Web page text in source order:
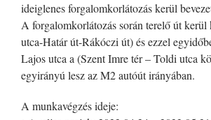
ideiglenes forgalomkorlátozás kerül
A forgalomkorlátozás során terelő út
utca-Határ út-Rákóczi út) és ezzel
Lajos utca a (Szent Imre tér – Toldi utca
egyirányú lesz az M2 autóút irányában.
A munkavégzés ideje: